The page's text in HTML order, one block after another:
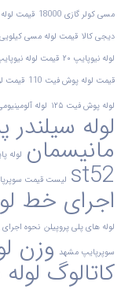
مسی کولر گازی 18000
قیمت لوله
دیجی کالا قیمت لوله مسی کیلویی
لوله نیوپایپ ۲۰
قیمت لوله نیوپایپ
قیمت لوله پوش فیت 110
قیمت
لوله پوش فیت ۱۲۵
لوله
لوله سیلندر
مانیسمان لوله
st52 لیست قیمت سوپرپایپ
اجرای خط
لوله های پلی پروپیلن نحوه
سوپرپایپ مشهد وزن
کاتالوگ